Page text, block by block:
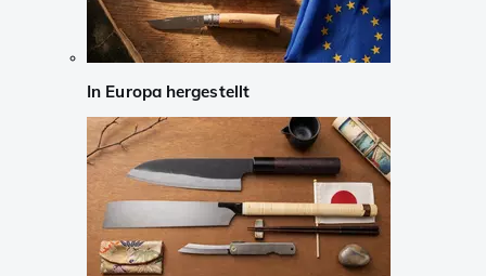
In Europa hergestellt